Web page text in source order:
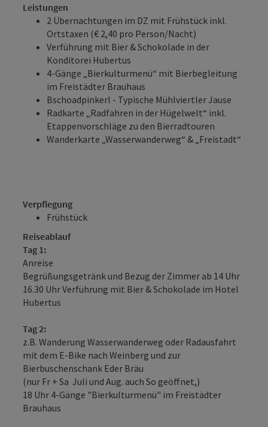
Leistungen
2 Übernachtungen im DZ mit Frühstück inkl.
Ortstaxen (€ 2,40 pro Person/Nacht)
Verführung mit Bier & Schokolade in der
Konditorei Hubertus
4-Gänge „Bierkulturmenü“ mit Bierbegleitung
im Freistädter Brauhaus
Bschoadpinkerl - Typische Mühlviertler Jause
Radkarte „Radfahren in der Hügelwelt“ inkl.
Etappenvorschläge zu den Bierradtouren
Wanderkarte „Wasserwanderweg“ & „Freistadt“
Verpflegung
Frühstück
Reiseablauf
Tag 1:
Anreise
Begrüßungsgetränk und Bezug der Zimmer ab 14 Uhr
16.30 Uhr Verführung mit Bier & Schokolade im Hotel
Hubertus
Tag 2:
z.B. Wanderung Wasserwanderweg oder Radausfahrt
mit dem E-Bike nach Weinberg und zur
Bierbuschenschank Eder Bräu
(nur Fr + Sa Juli und Aug. auch So geöffnet,)
18 Uhr 4-Gänge "Bierkulturmenü" im Freistädter
Brauhaus